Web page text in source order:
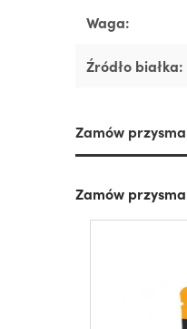
Waga:
Źródło białka:
Zamów
Zamów